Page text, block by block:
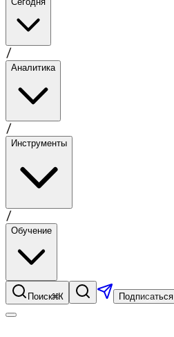
/
Аналитика
/
Инструменты
/
Обучение
Поиск⌘K Подписаться